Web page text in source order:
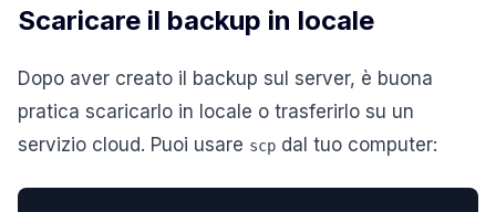
Scaricare il backup in locale
Dopo aver creato il backup sul server, è buona
pratica scaricarlo in locale o trasferirlo su un
servizio cloud. Puoi usare scp dal tuo computer: